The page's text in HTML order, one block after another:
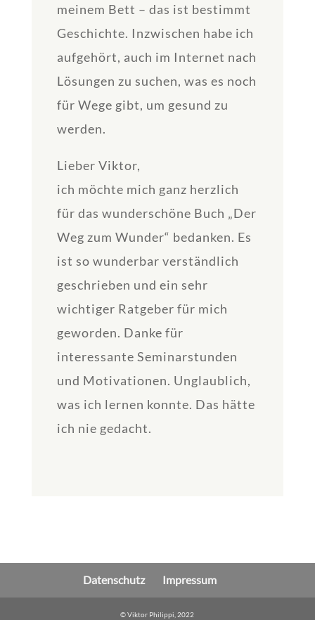
meinem Bett – das ist bestimmt
Geschichte. Inzwischen habe ich
aufgehört, auch im Internet nach
Lösungen zu suchen, was es noch
für Wege gibt, um gesund zu
werden.
Lieber Viktor,
ich möchte mich ganz herzlich
für das wunderschöne Buch „Der
Weg zum Wunder“ bedanken. Es
ist so wunderbar verständlich
geschrieben und ein sehr
wichtiger Ratgeber für mich
geworden. Danke für
interessante Seminarstunden
und Motivationen. Unglaublich,
was ich lernen konnte. Das hätte
ich nie gedacht.
Datenschutz Impressum
© Viktor Philippi, 2022